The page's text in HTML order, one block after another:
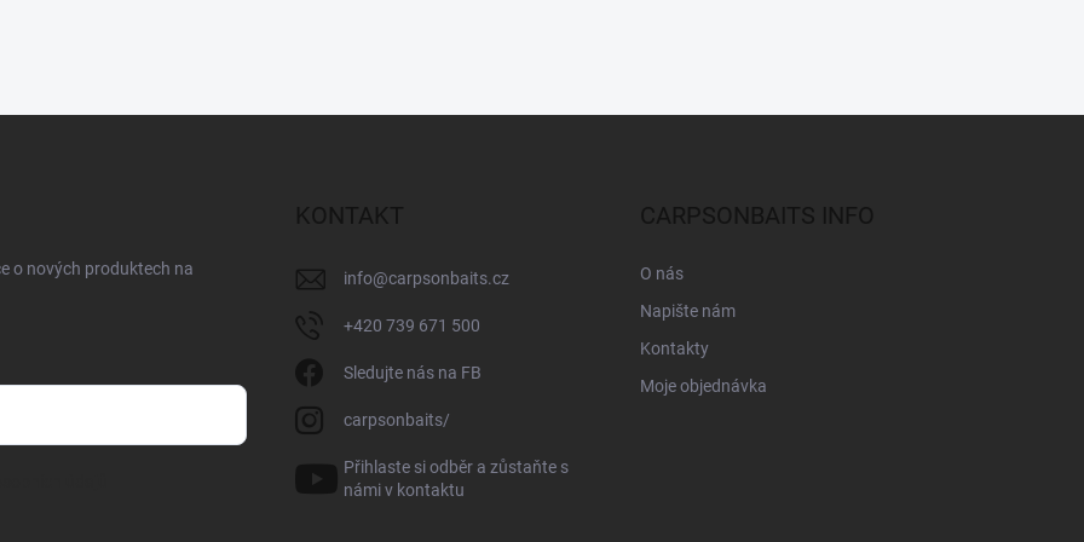
o nových produktech na
KONTAKT
info@carpsonbaits.cz
+420 739 671 500
Sledujte nás na FB
carpsonbaits/
Přihlaste si odběr a zůstaňte s
námi v kontaktu
CARPSONBAITS INFO
O nás
Napište nám
Kontakty
Moje objednávka